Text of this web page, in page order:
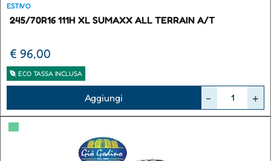
ESTIVO
245/70R16 111H XL SUMAXX ALL TERRAIN A/T
€ 96,00
ECO TASSA INCLUSA
Aggiungi
▀